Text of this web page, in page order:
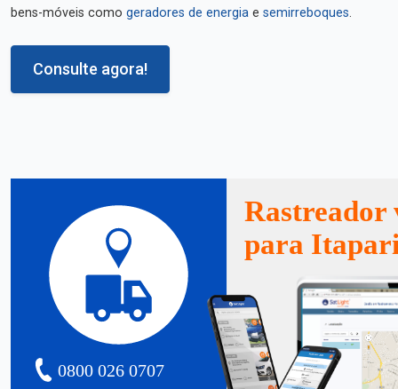
bens-móveis como geradores de energia e semirreboques.
Consulte agora!
0800 026 0707
Rastreador
para